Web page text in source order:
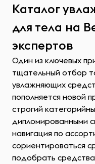
Каталог
для тела на
экспертов
Один из ключевых
тщательный отбор
увлажняющих
пополняется новой
строгий
дипломированными
навигация по
сориентироваться
подобрать